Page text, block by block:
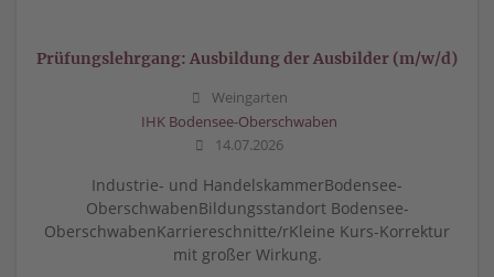
Prüfungslehrgang: Ausbildung der Ausbilder (m/w/d)
Weingarten
IHK Bodensee-Oberschwaben
14.07.2026
Industrie- und HandelskammerBodensee-
OberschwabenBildungsstandort Bodensee-
OberschwabenKarriereschnitte/rKleine Kurs-Korrektur
mit großer Wirkung.